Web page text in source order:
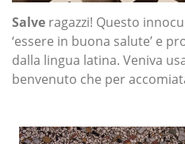
Salve ragazzi! Questo
‘essere in buona salute’ e
dalla lingua latina. Veniva
benvenuto che per